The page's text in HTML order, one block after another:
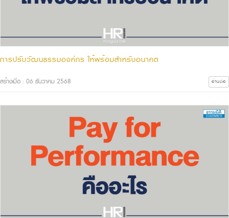
การปรับวัฒนธรรมองค์กร ให้พร้อมสำหรับอนาคต
สร้างเมื่อ : 06 ธันวาคม 2568 อ่านต่อ